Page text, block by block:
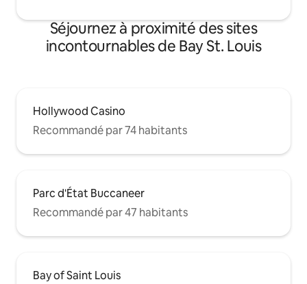
Séjournez à proximité des sites
incontournables de Bay St. Louis
Hollywood Casino
Recommandé par 74 habitants
Parc d'État Buccaneer
Recommandé par 47 habitants
Bay of Saint Louis